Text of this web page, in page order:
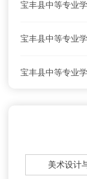
宝丰县中等专业
宝丰县中等专业
宝丰县中等专业
宝丰县中等专业
美术设计